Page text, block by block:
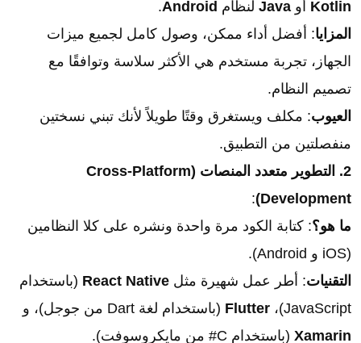
Kotlin أو Java لنظام Android
.
المزايا: أفضل أداء ممكن، وصول كامل لجميع ميزات
الجهاز، تجربة مستخدم هي الأكثر سلاسة وتوافقًا مع
تصميم النظام.
العيوب: مكلف ويستغرق وقتًا طويلاً لأنك تبني نسختين
منفصلتين من التطبيق.
2. التطوير متعدد المنصات (Cross-Platform
Development)
:
ما هو؟: كتابة الكود مرة واحدة ونشره على كلا النظامين
(iOS و Android).
التقنيات: أطر عمل شهيرة مثل React Native (باستخدام
JavaScript)،
Flutter (باستخدام لغة Dart من جوجل)، و
Xamarin (باستخدام C# من مايكروسوفت).